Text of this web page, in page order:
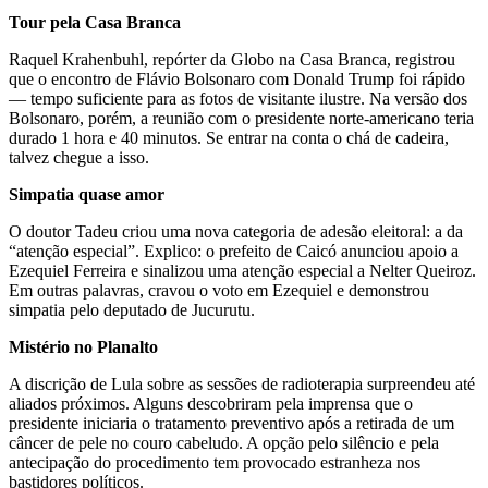
Tour pela Casa Branca
Raquel Krahenbuhl, repórter da Globo na Casa Branca, registrou
que o encontro de Flávio Bolsonaro com Donald Trump foi rápido
— tempo suficiente para as fotos de visitante ilustre. Na versão dos
Bolsonaro, porém, a reunião com o presidente norte-americano teria
durado 1 hora e 40 minutos. Se entrar na conta o chá de cadeira,
talvez chegue a isso.
Simpatia quase amor
O doutor Tadeu criou uma nova categoria de adesão eleitoral: a da
“atenção especial”. Explico: o prefeito de Caicó anunciou apoio a
Ezequiel Ferreira e sinalizou uma atenção especial a Nelter Queiroz.
Em outras palavras, cravou o voto em Ezequiel e demonstrou
simpatia pelo deputado de Jucurutu.
Mistério no Planalto
A discrição de Lula sobre as sessões de radioterapia surpreendeu até
aliados próximos. Alguns descobriram pela imprensa que o
presidente iniciaria o tratamento preventivo após a retirada de um
câncer de pele no couro cabeludo. A opção pelo silêncio e pela
antecipação do procedimento tem provocado estranheza nos
bastidores políticos.